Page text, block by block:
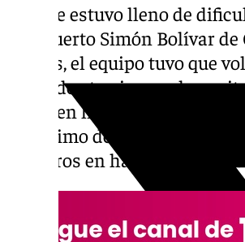
El viaje estuvo lleno de
aeropuerto Simón Bolívar
sismos, el equipo tuvo que
antes de aterrizar en la
viajar en líneas
undécimo del mundo en
primeros en hacerlo en un